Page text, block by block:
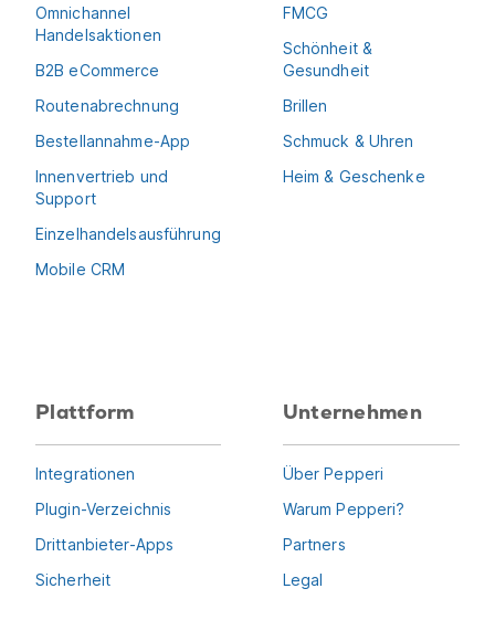
Omnichannel
Handelsaktionen
B2B eCommerce
Routenabrechnung
Bestellannahme-App
Innenvertrieb und
Support
Einzelhandelsausführung
Mobile CRM
FMCG
Schönheit &
Gesundheit
Brillen
Schmuck & Uhren
Heim & Geschenke
Plattform
Integrationen
Plugin-Verzeichnis
Drittanbieter-Apps
Sicherheit
Unternehmen
Über Pepperi
Warum Pepperi?
Partners
Legal